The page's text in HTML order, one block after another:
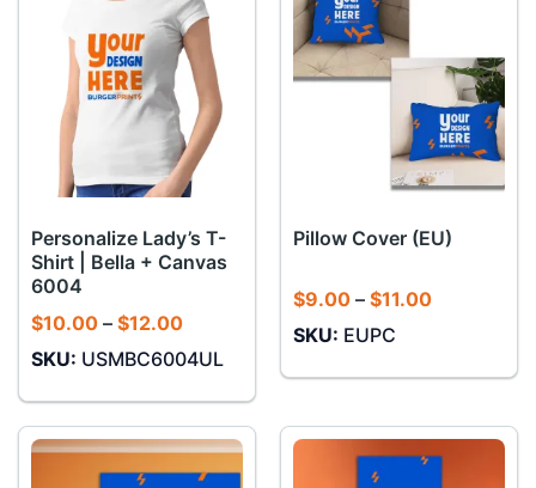
Personalize Lady’s T-
Shirt | Bella + Canvas
6004
$10.00 – $12.00Khoảng
từ
đến
SKU: USMBC6004UL
Pillow Cover (EU)
$9.00 – $11.00Khoảng
đến
SKU: EUPC